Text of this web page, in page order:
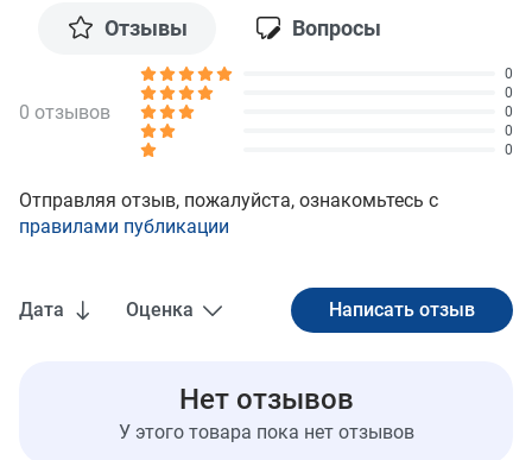
Отзывы Вопросы
Дата Оценка
Нет отзывов
У этого товара пока нет отзывов
0 отзывов
0
0
0
0
0
Отправляя отзыв, пожалуйста, ознакомьтесь с
правилами публикации